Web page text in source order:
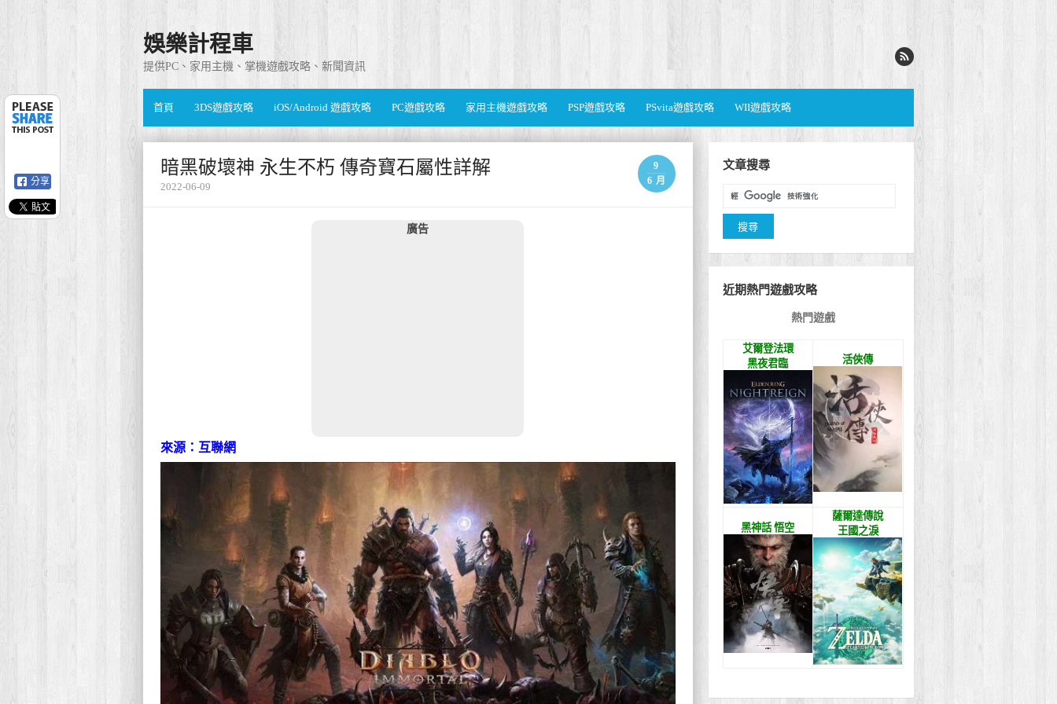
娛樂計程車
提供PC、家用主機、掌機遊戲攻略、新聞資訊
首頁 3DS遊戲攻略 iOS/Android 遊戲攻略 PC遊戲攻略 家用主機遊戲攻略 PSP遊戲攻略 PSvita遊戲攻略 WII遊戲攻略
暗黑破壞神 永生不朽 傳奇寶石屬性詳解
9
6 月
2022-06-09
廣告
來源：互聯網
文章搜尋
近期熱門遊戲攻略
熱門遊戲
艾爾登法環
黑夜君臨
活俠傳
黑神話 悟空
薩爾達傳說
王國之淚
分享